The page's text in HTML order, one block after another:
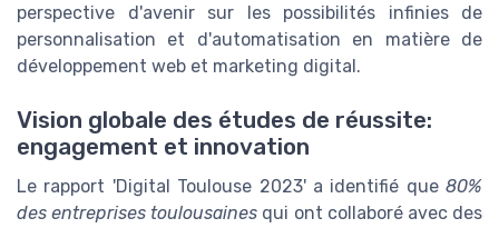
perspective d'avenir sur les possibilités infinies de
personnalisation et d'automatisation en matière de
développement web et marketing digital.
Vision globale des études de réussite:
engagement et innovation
Le rapport 'Digital Toulouse 2023' a identifié que 80%
des entreprises toulousaines qui ont collaboré avec des